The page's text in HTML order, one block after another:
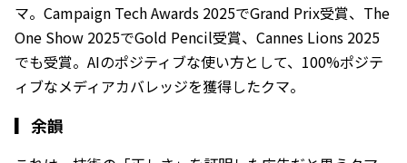
マ。Campaign Tech Awards 2025でGrand Prix受賞、The
One Show 2025でGold Pencil受賞、Cannes Lions 2025
でも受賞。AIのポジティブな使い方として、100%ポジテ
ィブなメディアカバレッジを獲得したクマ。
▎ 余韻